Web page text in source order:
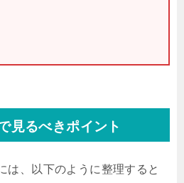
見るべきポイント
は、以下のように整理すると